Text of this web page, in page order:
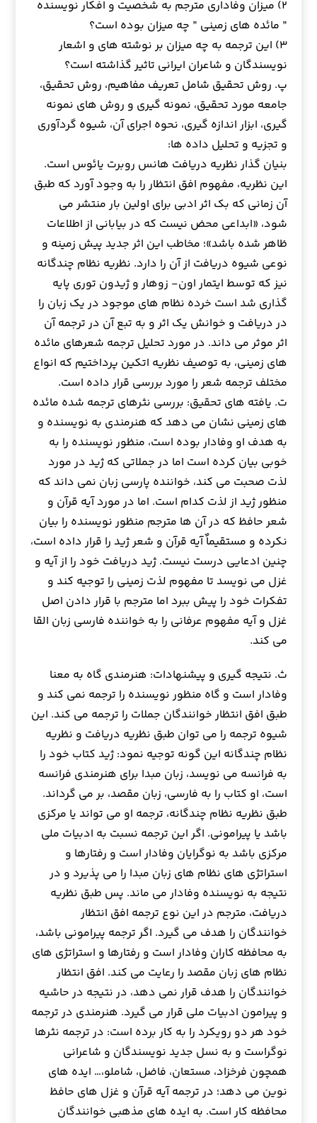
۲) میزان وفاداری مترجم به شخصیت و افکار نویسنده
” مائده های زمینی ” چه میزان بوده است؟
۳) این ترجمه به چه میزان بر نوشته های و اشعار
نویسندگان و شاعران ایرانی تاثیر گذاشته است؟
پ. روش تحقیق شامل تعریف مفاهیم، روش تحقیق،
جامعه مورد تحقیق، نمونه گیری و روش های نمونه
گیری، ابزار اندازه گیری، نحوه اجرای آن، شیوه گردآوری
و تجزیه و تحلیل داده ها:
بنیان گذار نظریه دریافت هانس روبرت یائوس است.
این نظریه، مفهوم افق انتظار را به وجود آورد که طبق
آن زمانی که بک اثر ادبی برای اولین بار منتشر می
شود، «ابداعی محض نیست که در بیابانی از اطلاعات
ظاهر شده باشد»؛ مخاطب این اثر جدید پیش زمینه و
نوعی شیوه دریافت از آن را دارد. نظریه نظام چندگانه
نیز که توسط ایتمار اون- زوهار و ژیدون توری پایه
گذاری شد است خرده نظام های موجود در یک زبان را
در دریافت و خوانش یک اثر و به تبع آن در ترجمه آن
اثر موثر می داند. در مورد تحلیل ترجمه شعرهای مائده
های زمینی، به توصیف نظریه اتکین پرداختیم که انواع
مختلف ترجمه شعر را مورد بررسی قرار داده است.
ت. یافته های تحقیق: بررسی نثرهای ترجمه شده مائده
های زمینی نشان می دهد که هنرمندی به نویسنده و
به هدف او وفادار بوده است، منظور نویسنده را به
خوبی بیان کرده است اما در جملاتی که ژید در مورد
لذت صحبت می کند، خواننده پارسی زبان نمی داند که
منظور ژید از لذت کدام است. اما در مورد آیه قرآن و
شعر حافظ که در آن ها مترجم منظور نویسنده را بیان
نکرده و مستقیماٌ آیه قرآن و شعر ژید را قرار داده است،
چنین ادعایی درست نیست. ژید دریافت خود را از آیه و
غزل می نویسد تا مفهوم لذت زمینی را توجیه کند و
تفکرات خود را پیش ببرد اما مترجم با قرار دادن اصل
غزل و آیه مفهوم عرفانی را به خواننده فارسی زبان القا
می کند.
ث. نتیجه گیری و پیشنهادات: هنرمندی گاه به معنا
وفادار است و گاه منظور نویسنده را ترجمه نمی کند و
طبق افق انتظار خوانندگان جملات را ترجمه می کند. این
شیوه ترجمه را می توان طبق نظریه دریافت و نظریه
نظام چندگانه این گونه توجیه نمود: ژید کتاب خود را
به فرانسه می نویسد، زبان مبدا برای هنرمندی فرانسه
است، او کتاب را به فارسی، زبان مقصد، بر می گرداند.
طبق نظریه نظام چندگانه، ترجمه او می تواند یا مرکزی
باشد یا پیرامونی. اگر این ترجمه نسبت به ادبیات ملی
مرکزی باشد به نوگرایان وفادار است و رفتارها و
استراتژی های نظام های زبان مبدا را می پذیرد و در
نتیجه به نویسنده وفادار می ماند. پس طبق نظریه
دریافت، مترجم در این نوع ترجمه افق انتظار
خوانندگان را هدف می گیرد. اگر ترجمه پیرامونی باشد،
به محافظه کاران وفادار است و رفتارها و استراتژی های
نظام های زبان مقصد را رعایت می کند. افق انتظار
خوانندگان را هدف قرار نمی دهد، در نتیجه در حاشیه
و پیرامون ادبیات ملی قرار می گیرد. هنرمندی در ترجمه
خود هر دو رویکرد را به کار برده است: در ترجمه نثرها
نوگراست و به نسل جدید نویسندگان و شاعرانی
همچون فرخزاد، مستعان، فاضل، شاملو،… ایده های
نوین می دهد؛ در ترجمه آیه قرآن و غزل های حافظ
محافظه کار است. به ایده های مذهبی خوانندگان